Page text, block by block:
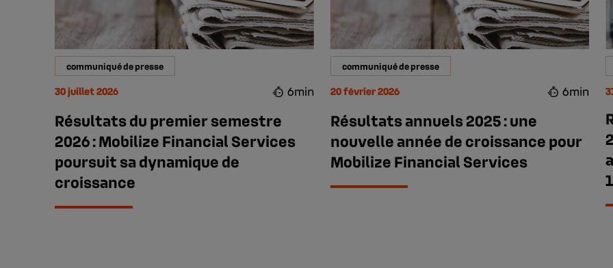
communiqué de presse
30 juillet 2026 6min
Résultats du premier semestre
2026 : Mobilize Financial Services
poursuit sa dynamique de
croissance
communiqué de presse
20 février 2026 6min
Résultats annuels 2025 : une
nouvelle année de croissance pour
Mobilize Financial Services